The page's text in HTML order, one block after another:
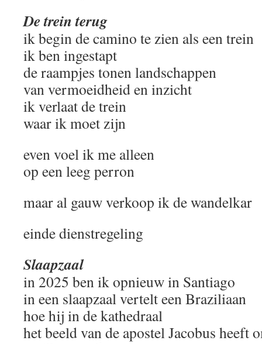
De trein terug
ik begin de camino te zien als een trein
ik ben ingestapt
de raampjes tonen landschappen
van vermoeidheid en inzicht
ik verlaat de trein
waar ik moet zijn
even voel ik me alleen
op een leeg perron
maar al gauw verkoop ik de wandelkar
einde dienstregeling
Slaapzaal
in 2025 ben ik opnieuw in Santiago
in een slaapzaal vertelt een Braziliaan
hoe hij in de kathedraal
het beeld van de apostel Jacobus heeft